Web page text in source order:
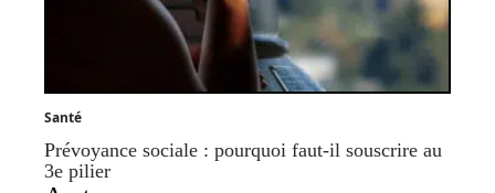
Santé
Prévoyance sociale : pourquoi faut-il souscrire au
3e pilier